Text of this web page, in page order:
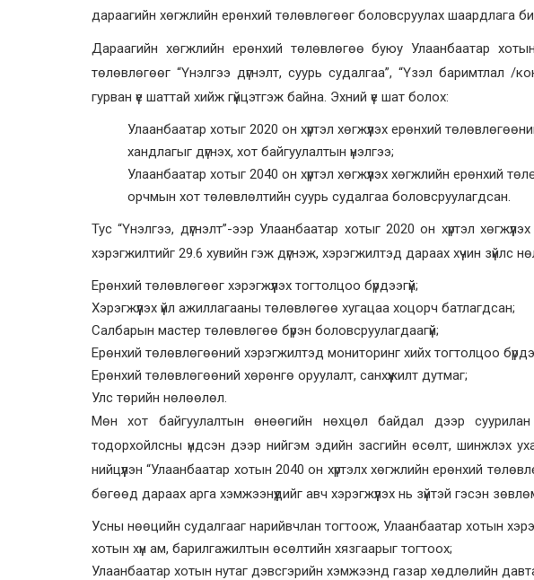
дараагийн хөгжлийн ерөнхий төлөвлөгөөг боловсруулах шаардлага
Дараагийн хөгжлийн ерөнхий төлөвлөгөө буюу Улаанбаатар
төлөвлөгөөг “Үнэлгээ дүгнэлт, суурь судалгаа”, “Үзэл баримтлал /
гурван үе шаттай хийж гүйцэтгэж байна. Эхний үе шат болох:
Улаанбаатар хотыг 2020 он хүртэл хөгжүүлэх ерөнхий
хандлагыг дүгнэх, хот байгуулалтын үнэлгээ;
Улаанбаатар хотыг 2040 он хүртэл хөгжүүлэх хөгжлийн ерөнхий
орчмын хот төлөвлөлтийн суурь судалгаа боловсруулагдсан.
Тус “Үнэлгээ, дүгнэлт”-ээр Улаанбаатар хотыг 2020 он хүртэл
хэрэгжилтийг 29.6 хувийн гэж дүгнэж, хэрэгжилтэд дараах хүчин зүйлс
Ерөнхий төлөвлөгөөг хэрэгжүүлэх тогтолцоо бүрдээгүй;
Хэрэгжүүлэх үйл ажиллагааны төлөвлөгөө хугацаа хоцорч батлагдсан;
Салбарын мастер төлөвлөгөө бүрэн боловсруулагдаагүй;
Ерөнхий төлөвлөгөөний хэрэгжилтэд мониторинг хийх тогтолцоо
Ерөнхий төлөвлөгөөний хөрөнгө оруулалт, санхүүжилт дутмаг;
Улс төрийн нөлөөлөл.
Мөн хот байгуулалтын өнөөгийн нөхцөл байдал дээр
тодорхойлсны үндсэн дээр нийгэм эдийн засгийн өсөлт, шинжлэх
нийцүүлэн “Улаанбаатар хотын 2040 он хүртэлх хөгжлийн ерөнхий
бөгөөд дараах арга хэмжээнүүдийг авч хэрэгжүүлэх нь зүйтэй гэсэн
Усны нөөцийн судалгааг нарийвчлан тогтоож, Улаанбаатар хотын
хотын хүн ам, барилгажилтын өсөлтийн хязгаарыг тогтоох;
Улаанбаатар хотын нутаг дэвсгэрийн хэмжээнд газар хөдлөлийн